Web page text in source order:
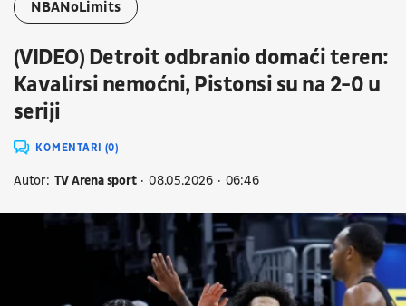
NBANoLimits
(VIDEO) Detroit odbranio domaći teren:
Kavalirsi nemoćni, Pistonsi su na 2-0 u
seriji
KOMENTARI (0)
Autor: TV Arena sport 08.05.2026 06:46